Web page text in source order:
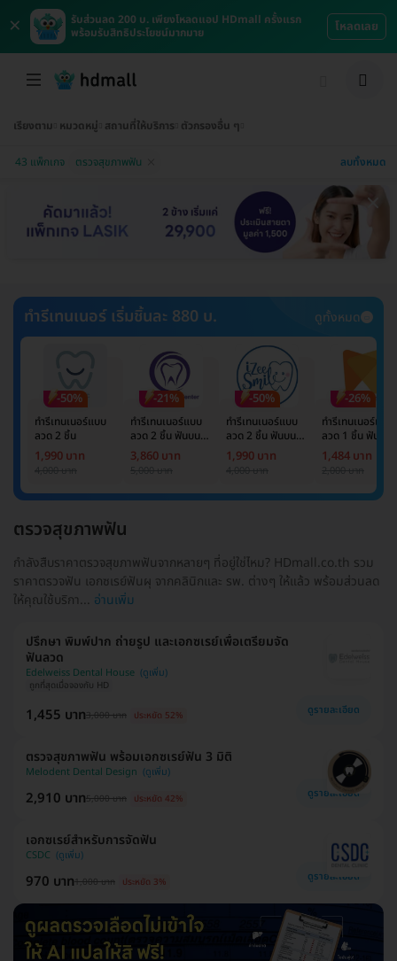
×
รับส่วนลด 200 บ. เพียงโหลดแอป HDmall ครั้งแรก
พร้อมรับสิทธิประโยชน์มากมาย
โหลดเลย
เรียงตาม หมวดหมู่ สถานที่ให้บริการ ตัวกรองอื่น ๆ
43 แพ็กเกจ ตรวจสุขภาพฟัน ลบทั้งหมด
ทำรีเทนเนอร์ เริ่มชิ้นละ 880 บ. ดูทั้งหมด
-50%
ทำรีเทนเนอร์แบบ
ลวด 2 ชิ้น
1,990 บาท
-21%
ทำรีเทนเนอร์แบบ
ลวด 2 ชิ้น ฟันบน
และล่าง
3,860 บาท
-50%
ทำรีเทนเนอร์แบบ
ลวด 2 ชิ้น ฟันบน
และล่าง
1,990 บาท
-26%
ทำรีเทนเนอร์แบบ
ลวด 1 ชิ้น ฟันบน
หรือล่าง
1,484 บาท
ตรวจสุขภาพฟัน
กำลังสืบราคาตรวจสุขภาพฟันจากหลายๆ ที่อยู่ใช่ไหม? HDmall.co.th รวม
ราคาตรวจฟัน เอกซเรย์ฟันผุ จากคลินิกและ รพ. ต่างๆ ให้แล้ว พร้อมส่วนลด
ให้คุณใช้บริกา... อ่านเพิ่ม
ถูกที่สุดเมื่อจองกับ HD
ปรึกษา พิมพ์ปาก ถ่ายรูป และเอกซเรย์เพื่อเตรียมจัด
ฟันลวด
Edelweiss Dental House
1,455 บาท3,000 บาท ประหยัด 52% ดูรายละเอียด
ตรวจสุขภาพฟัน พร้อมเอกซเรย์ฟัน 3 มิติ
Melodent Dental Design
2,910 บาท5,000 บาท ประหยัด 42% ดูรายละเอียด
เอกซเรย์สำหรับการจัดฟัน
CSDC
970 บาท1,000 บาท ประหยัด 3% ดูรายละเอียด